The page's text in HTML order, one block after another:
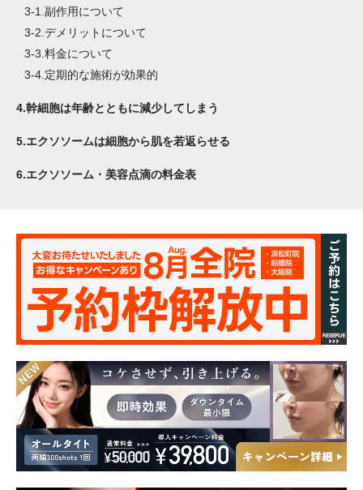
3-1.副作用について
3-2.デメリットについて
3-3.料金について
3-4.定期的な施術が効果的
4.幹細胞は年齢とともに減少してしまう
5.エクソソームは細胞から肌を若返らせる
6.エクソソーム・美容点滴の料金表